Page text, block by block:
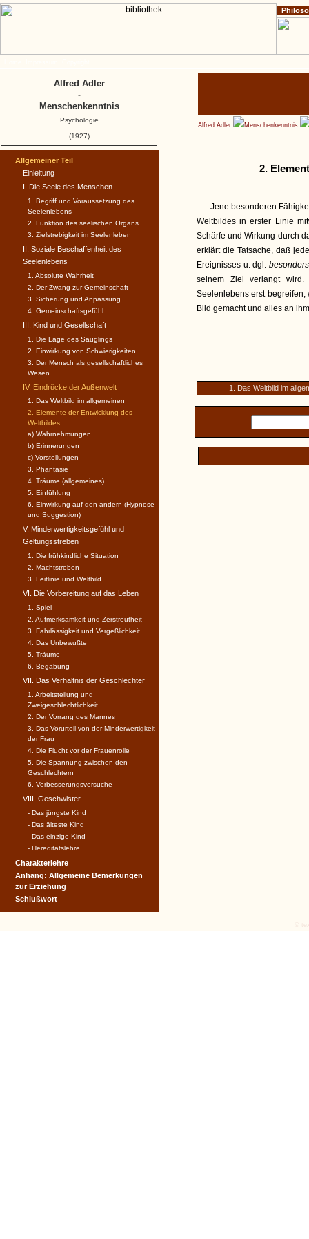
Alfred Adler Menschenkenntnis
2.
Jene besonderen
Weltbildes in erster Linie
Schärfe und Wirkung durch
erklärt die Tatsache, daß
Ereignisses u. dgl. besonders
seinem Ziel verlangt
Seelenlebens erst
Bild gemacht und alles an
1. Das Weltbild im
Allgemeiner Teil
Einleitung
I. Die Seele des Menschen
1. Begriff und Voraussetzung des
Seelenlebens
2. Funktion des seelischen Organs
3. Zielstrebigkeit im Seelenleben
II. Soziale Beschaffenheit des
Seelenlebens
1. Absolute Wahrheit
2. Der Zwang zur Gemeinschaft
3. Sicherung und Anpassung
4. Gemeinschaftsgefühl
III. Kind und Gesellschaft
1. Die Lage des Säuglings
2. Einwirkung von Schwierigkeiten
3. Der Mensch als gesellschaftli­ches
Wesen
IV. Eindrücke der Außenwelt
1. Das Weltbild im allgemeinen
2. Elemente der Entwicklung des
Weltbildes
a) Wahrnehmungen
b) Erinnerungen
c) Vorstellungen
3. Phantasie
4. Träume (allgemeines)
5. Einfühlung
6. Einwirkung auf den andern (Hypnose
und Suggestion)
V. Minderwertigkeitsgefühl und
Geltungsstreben
1. Die frühkindliche Situation
2. Machtstreben
3. Leitlinie und Weltbild
VI. Die Vorbereitung auf das Leben
1. Spiel
2. Aufmerksamkeit und Zerstreutheit
3. Fahrlässigkeit und Vergeßlichkeit
4. Das Unbewußte
5. Träume
6. Begabung
VII. Das Verhältnis der Geschlechter
1. Arbeitsteilung und
Zweigeschlechtlichkeit
2. Der Vorrang des Mannes
3. Das Vorurteil von der Minderwertigkeit
der Frau
4. Die Flucht vor der Frauenrolle
5. Die Spannung zwischen den
Geschlechtern
6. Verbesserungsversuche
VIII. Geschwister
- Das jüngste Kind
- Das älteste Kind
- Das einzige Kind
- Hereditätslehre
Charakterlehre
Anhang: Allgemeine Bemerkungen
zur Erziehung
Schlußwort
Alfred Adler
-
Menschenkenntnis
Psychologie
(1927)